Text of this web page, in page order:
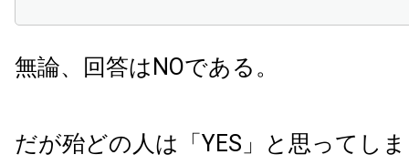
無論、回答はNOである。
だが殆どの人は「YES」と思ってし